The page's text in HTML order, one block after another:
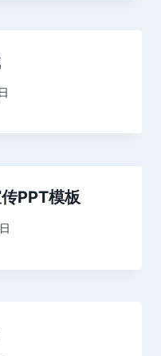
PPT模板